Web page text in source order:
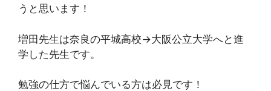
うと思います！
増田先生は奈良の平城高校→大阪公立大学へと進
学した先生です。
勉強の仕方で悩んでいる方は必見です！